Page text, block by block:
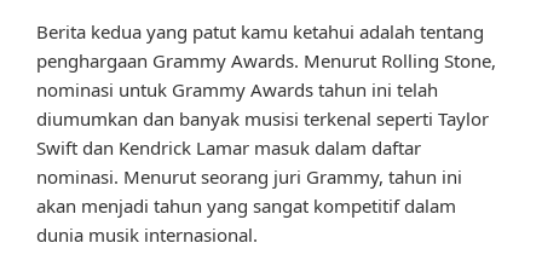
Berita kedua yang patut kamu ketahui adalah tentang
penghargaan Grammy Awards. Menurut Rolling Stone,
nominasi untuk Grammy Awards tahun ini telah
diumumkan dan banyak musisi terkenal seperti Taylor
Swift dan Kendrick Lamar masuk dalam daftar
nominasi. Menurut seorang juri Grammy, tahun ini
akan menjadi tahun yang sangat kompetitif dalam
dunia musik internasional.